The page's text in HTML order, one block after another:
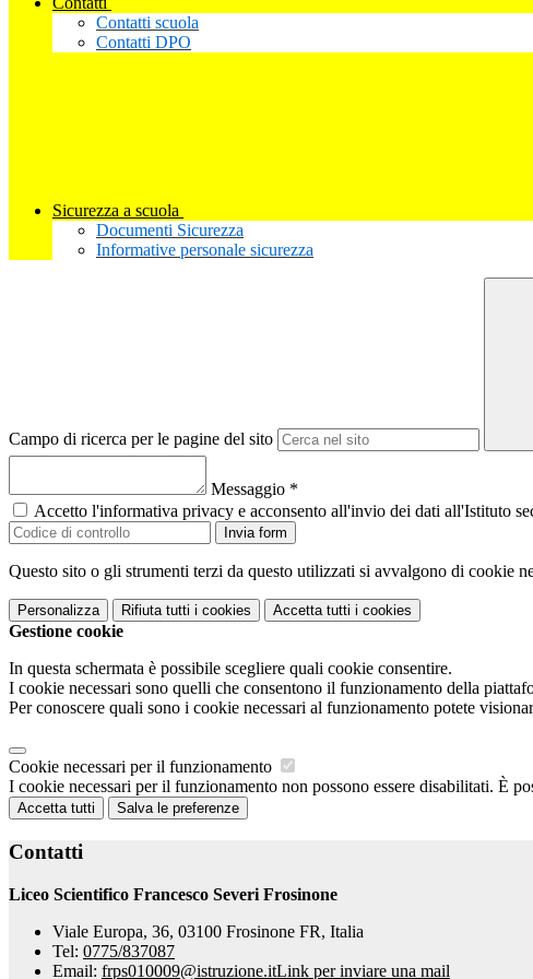
Contatti scuola
Contatti DPO
Sicurezza a scuola
Documenti Sicurezza
Informative personale sicurezza
Campo di ricerca per le pagine del sito
Messaggio *
Accetto l'informativa privacy e acconsento all'invio dei dati all'Istituto
Invia form
Questo sito o gli strumenti terzi da questo utilizzati si avvalgono di cookie
Personalizza Rifiuta tutti i cookies Accetta tutti i cookies
Gestione cookie
In questa schermata è possibile scegliere quali cookie consentire.
I cookie necessari sono quelli che consentono il funzionamento della
Per conoscere quali sono i cookie necessari al funzionamento potete
Cookie necessari per il funzionamento
I cookie necessari per il funzionamento non possono essere disabilitati. È
Accetta tutti Salva le preferenze
Contatti
Liceo Scientifico Francesco Severi Frosinone
Viale Europa, 36, 03100 Frosinone FR, Italia
Tel: 0775/837087
Email: frps010009@istruzione.itLink per inviare una mail